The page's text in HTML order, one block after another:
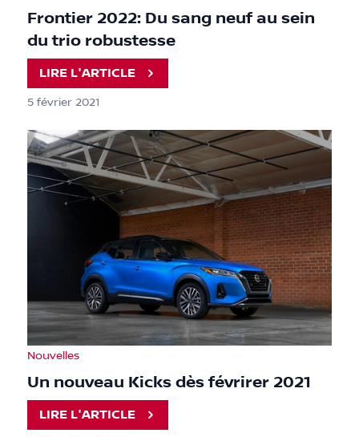
Frontier 2022: Du sang neuf au sein
du trio robustesse
LIRE L'ARTICLE
5 février 2021
Nouvelles
Un nouveau Kicks dès févrirer 2021
LIRE L'ARTICLE